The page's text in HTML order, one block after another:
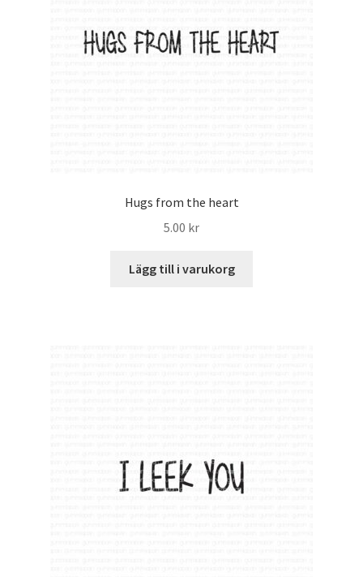
Hugs from the heart
5.00 kr
Lägg till i varukorg